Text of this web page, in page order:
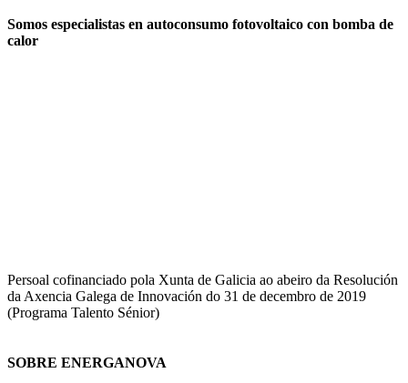
Somos especialistas en autoconsumo fotovoltaico con bomba de
calor
Persoal cofinanciado pola Xunta de Galicia ao abeiro da Resolución
da Axencia Galega de Innovación do 31 de decembro de 2019
(Programa Talento Sénior)
SOBRE ENERGANOVA